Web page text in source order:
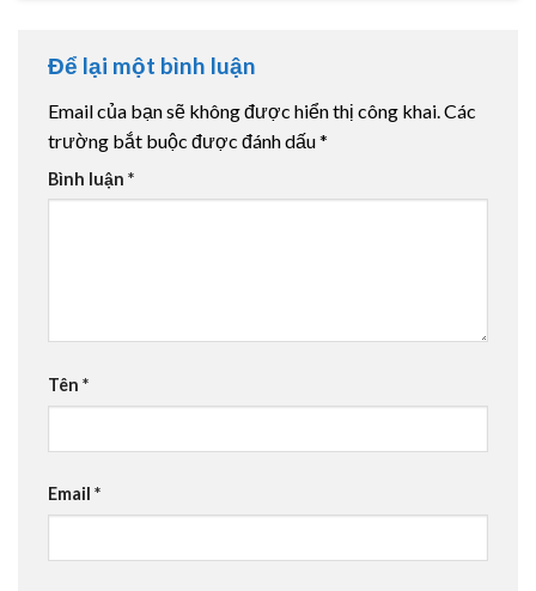
Để lại một bình luận
Email của bạn sẽ không được hiển thị công khai. Các
trường bắt buộc được đánh dấu*
Bình luận *
Tên *
Email *